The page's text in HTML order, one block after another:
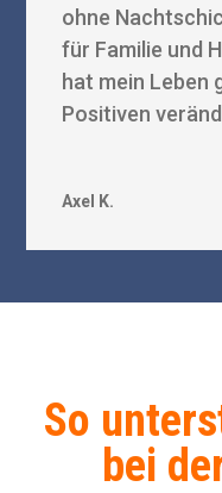
ohne
für Familie und
hat mein Leben
Positiven
Axel K.
So
bei